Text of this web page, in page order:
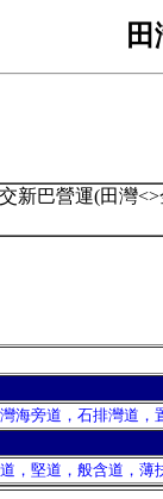
新巴營運(田灣
海旁道，石排灣道
，堅道，般含道，